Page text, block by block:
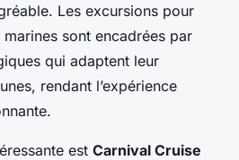
Les excursions pour
sont encadrées par
qui adaptent leur
rendant l’expérience
est Carnival Cruise